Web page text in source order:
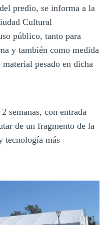
predio, se informa a la
Cultural
público, tanto para
y también como medida
pesado en dicha
semanas, con entrada
de un fragmento de la
tecnología más